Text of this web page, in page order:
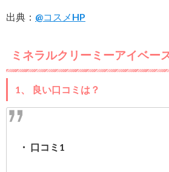
出典： @コスメHP
ミネラルクリーミーアイベー
1、 良い口コミは？
・ 口コミ1